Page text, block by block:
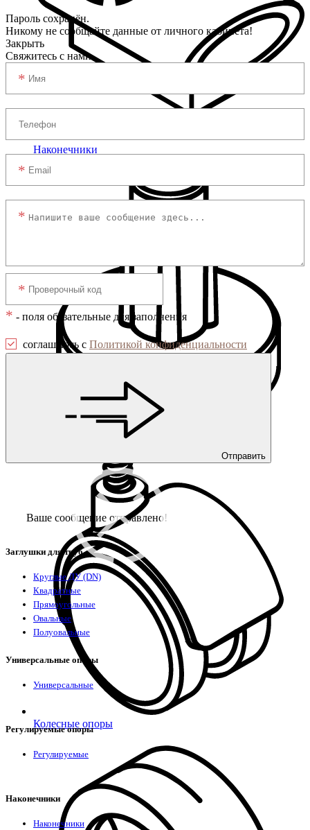
Наконечники
Колесные опоры
Пароль сохранён.
Никому не сообщайте данные от личного кабинета!
Закрыть
Свяжитесь с нами
* - поля обязательные для заполнения
соглашаюсь с Политикой конфиденциальности
Отправить
Ваше сообщение отправлено!
Заглушки для труб
Круглые ДУ (DN)
Квадратные
Прямоугольные
Овальные
Полуовальные
Универсальные опоры
Универсальные
Регулируемые опоры
Регулируемые
Наконечники
Наконечники